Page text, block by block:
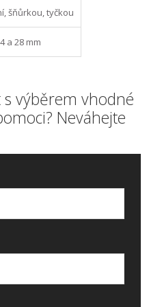
šňůrkou, tyčkou
a 28 mm
výběrem vhodné
Neváhejte